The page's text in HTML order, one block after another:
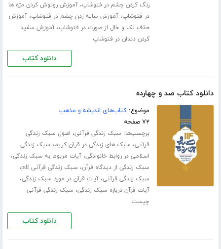
رنگ کردن چشم در فتوشاپ،آموزش روتوش کردن مژه ها
در فتوشاپ،آموزش سایه زدن چشم در فتوشاپ،آموزش
حذف لک و خال از صورت در فتوشاپ،آموزش سفید
کردن دندان در فتوشاپ
دانلود کتاب
دانلود کتاب صد و چهارده
موضوع:کتاب‌های اندیشه و مذهب
۷۲ صفحه
برچسب‌ها: سبک زندگی قرآنی، اصول سبک زندگی
قرآنی، سبک های زندگی در قرآن کریم، سبک زندگی
اسلامی در روابط خانوادگی،آیات مربوط به سبک زندگی،
سبک زندگی از دیدگاه قرآن، سبک زندگی قرآنی pdf ،
سبک زندگی قرآنی،آیات قرآن در مورد سبک زندگی،
آیات قرآن درباره سبک زندگی، سبک زندگی قرآنی
چیست
دانلود کتاب